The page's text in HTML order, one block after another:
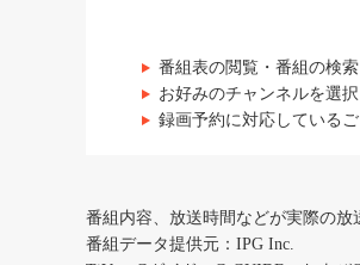
番組表の閲覧・番組の検
お好みのチャンネルを選
録画予約に対応している
番組内容、放送時間などが実際の放
番組データ提供元：IPG Inc.